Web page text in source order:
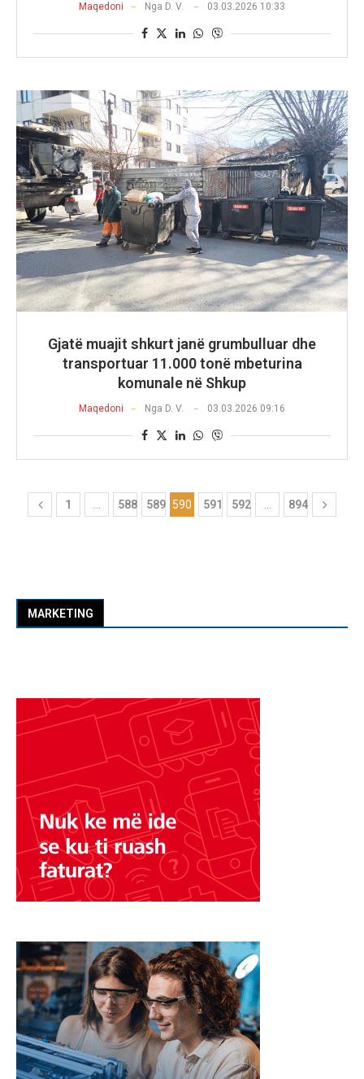
Maqedoni Nga D. V. 03.03.2026 10:33
Gjatë muajit shkurt janë grumbulluar dhe
transportuar 11.000 tonë mbeturina
komunale në Shkup
Maqedoni Nga D. V. 03.03.2026 09:16
1 … 588 589 590 591 592 … 894
MARKETING